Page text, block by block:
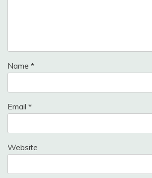
Name *
Email *
Website